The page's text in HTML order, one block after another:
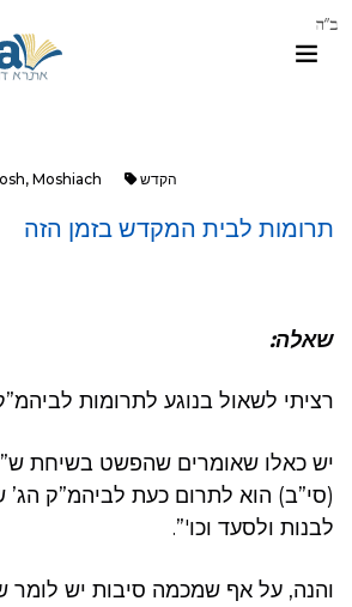
, Moshiach הקדש
תרומות לבית המקדש בזמן הזה
שאלה:
רציתי לשאול בנוגע לתרומות
יש כאלו שאומרים שהפשט בשיחת
(סי”ב) הוא לתרום כעת לביהמ”ק הג’
לבנות ולסעד וכו'”.
והנה, על אף שמכמה סיבות יש לומר